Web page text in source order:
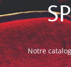
Notre